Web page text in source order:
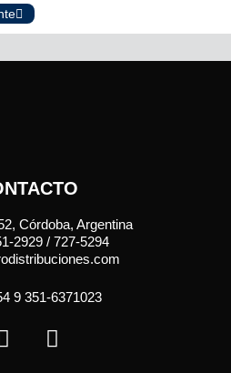
Córdoba, Argentina
2929 / 727-5294
9 351-6371023